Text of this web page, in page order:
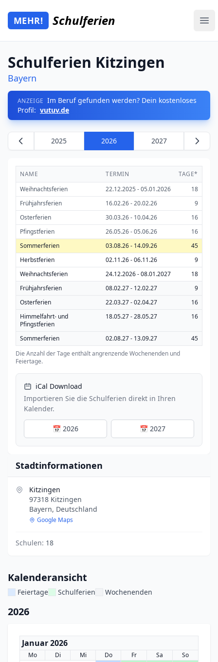
Zum Hauptinhalt springen
Mehr Schulferien
MEHR! Schulferien
Schulferien Kitzingen
Bayern
ANZEIGE Im Beruf gefunden werden? Dein kostenloses
Profil: vutuv.de
2025 2026 2027
NAME TERMIN
TAGE*
Weihnachtsferien
22.12.2025 - 05.01.2026
18
Frühjahrsferien
16.02.26 - 20.02.26
9
Osterferien
30.03.26 - 10.04.26
16
Pfingstferien
26.05.26 - 05.06.26
16
Sommerferien
03.08.26 - 14.09.26
45
Herbstferien
02.11.26 - 06.11.26
9
Weihnachtsferien
24.12.2026 - 08.01.2027
18
Frühjahrsferien
08.02.27 - 12.02.27
9
Osterferien
22.03.27 - 02.04.27
16
Himmelfahrt- und
Pfingstferien
18.05.27 - 28.05.27 16
Sommerferien 02.08.27 - 13.09.27
45
Die Anzahl der Tage enthält angrenzende Wochenenden und
Feiertage.
iCal Download
Importieren Sie die Schulferien direkt in Ihren
Kalender.
📅 2026 📅 2027
Stadtinformationen
Kitzingen
97318 Kitzingen
Bayern, Deutschland
Google Maps
Schulen: 18
Kalenderansicht
Feiertage Schulferien Wochenenden
2026
Januar 2026
Mo Di Mi Do Fr Sa
So